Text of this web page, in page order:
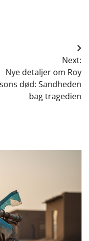
Next:
Nye detaljer om Roy
død: Sandheden
bag tragedien